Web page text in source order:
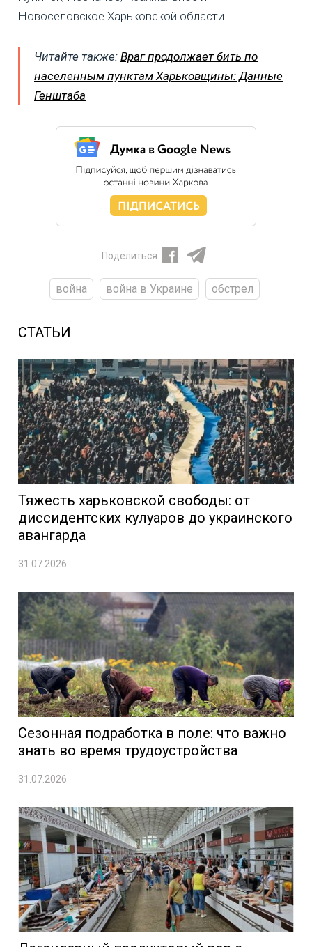
Новоселовское Харьковской области.
Читайте также: Враг продолжает бить по
населенным пунктам Харьковщины: Данные
Генштаба
Поделиться
война война в Украине обстрел
СТАТЬИ
Тяжесть харьковской свободы: от
диссидентских кулуаров до украинского
авангарда
31.07.2026
Сезонная подработка в поле: что важно
знать во время трудоустройства
31.07.2026